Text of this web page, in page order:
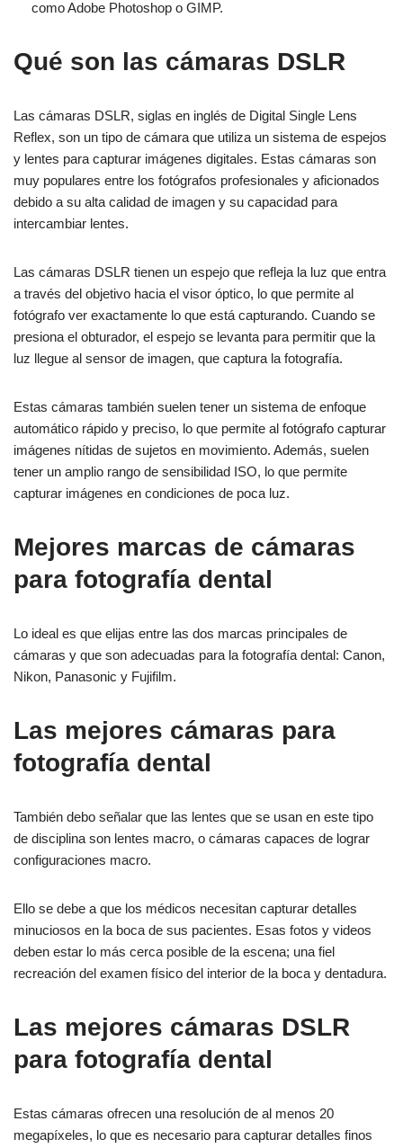
como Adobe Photoshop o GIMP.
Qué son las cámaras DSLR
Las cámaras DSLR, siglas en inglés de Digital Single Lens
Reflex, son un tipo de cámara que utiliza un sistema de espejos
y lentes para capturar imágenes digitales. Estas cámaras son
muy populares entre los fotógrafos profesionales y aficionados
debido a su alta calidad de imagen y su capacidad para
intercambiar lentes.
Las cámaras DSLR tienen un espejo que refleja la luz que entra
a través del objetivo hacia el visor óptico, lo que permite al
fotógrafo ver exactamente lo que está capturando. Cuando se
presiona el obturador, el espejo se levanta para permitir que la
luz llegue al sensor de imagen, que captura la fotografía.
Estas cámaras también suelen tener un sistema de enfoque
automático rápido y preciso, lo que permite al fotógrafo capturar
imágenes nítidas de sujetos en movimiento. Además, suelen
tener un amplio rango de sensibilidad ISO, lo que permite
capturar imágenes en condiciones de poca luz.
Mejores marcas de cámaras
para fotografía dental
Lo ideal es que elijas entre las dos marcas principales de
cámaras y que son adecuadas para la fotografía dental: Canon,
Nikon, Panasonic y Fujifilm.
Las mejores cámaras para
fotografía dental
También debo señalar que las lentes que se usan en este tipo
de disciplina son lentes macro, o cámaras capaces de lograr
configuraciones macro.
Ello se debe a que los médicos necesitan capturar detalles
minuciosos en la boca de sus pacientes. Esas fotos y videos
deben estar lo más cerca posible de la escena; una fiel
recreación del examen físico del interior de la boca y dentadura.
Las mejores cámaras DSLR
para fotografía dental
Estas cámaras ofrecen una resolución de al menos 20
megapíxeles, lo que es necesario para capturar detalles finos